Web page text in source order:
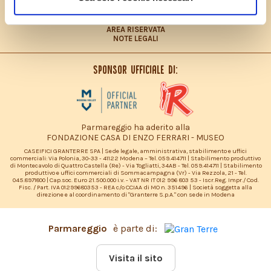
PRIVACY POLICY – INFORMATIVA CONSUMATORI
AREA RISERVATA
NOTE LEGALI
Sponsor ufficiale di:
Parmareggio ha aderito alla
FONDAZIONE CASA DI ENZO FERRARI - MUSEO
CASEIFICI GRANTERRE SPA | Sede legale, amministrativa, stabilimento e uffici
commerciali: Via Polonia, 30-33 - 41122 Modena – Tel. 059.414711 | Stabilimento produttivo
di Montecavolo di Quattro Castella (Re) - Via Togliatti, 34AB - Tel. 059.414711 | Stabilimento
produttivo e uffici commerciali di Sommacampagna (Vr) - Via Rezzola, 21 - Tel.
045.8971800 | Cap.soc. Euro 21.500.000 i.v. - VAT NR IT 012 996 803 53 - Iscr.Reg. Impr./ Cod.
Fisc. / Part. IVA 01299680353 - REA c/o CCIAA di MO n. 351496 | Società soggetta alla
direzione e al coordinamento di "Granterre S.p.A." con sede in Modena
Parmareggio è parte di:
Visita il sito